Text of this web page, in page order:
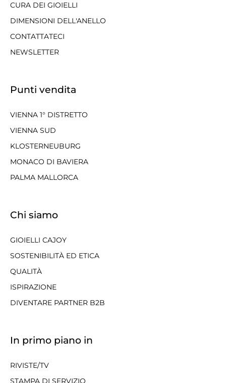
CURA DEI GIOIELLI
DIMENSIONI DELL'ANELLO
CONTATTATECI
NEWSLETTER
Punti vendita
VIENNA 1° DISTRETTO
VIENNA SUD
KLOSTERNEUBURG
MONACO DI BAVIERA
PALMA MALLORCA
Chi siamo
GIOIELLI CAJOY
SOSTENIBILITÀ ED ETICA
QUALITÀ
ISPIRAZIONE
DIVENTARE PARTNER B2B
In primo piano in
RIVISTE/TV
STAMPA DI SERVIZIO